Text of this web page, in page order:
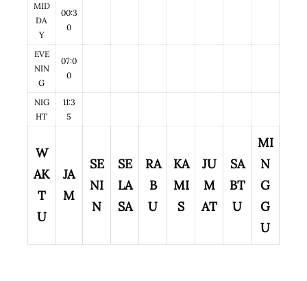
MID
DA
Y
00:3
0
EVE
NIN
G
07:0
0
NIG
HT
11:3
5
W
AK
T
U
JA
M
SE
NI
N
SE
LA
SA
RA
B
U
KA
MI
S
JU
M
AT
SA
BT
U
MI
N
G
G
U